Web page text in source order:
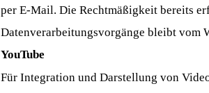
per E-Mail. Die Rechtmäßigkeit bereits
Datenverarbeitungsvorgänge bleibt vom
YouTube
Für Integration und Darstellung von